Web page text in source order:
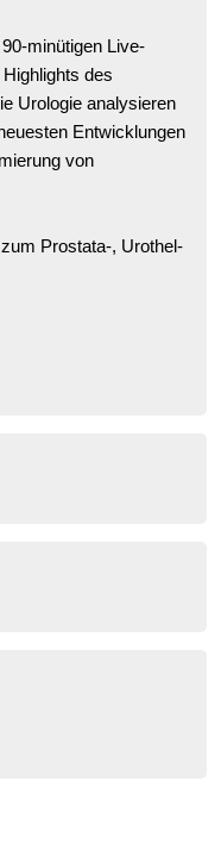
minütigen Live-
des
Urologie analysieren
Entwicklungen
von
Prostata-, Urothel-